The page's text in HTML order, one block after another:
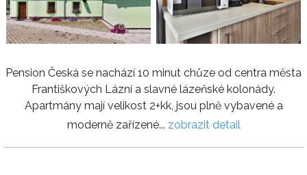
Pension Česká se nachází 10 minut chůze od centra města
Františkových Lázní a slavné lázeňské kolonády.
Apartmány mají velikost 2+kk, jsou plně vybavené a
moderně zařízené... zobrazit detail